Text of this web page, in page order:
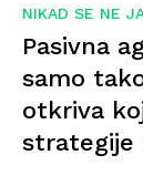
NIKAD SE NE
Pasivna
samo
otkriva
strategije